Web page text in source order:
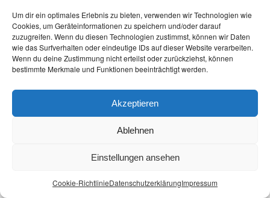
Um dir ein optimales Erlebnis zu bieten, verwenden wir Technologien wie
Cookies, um Geräteinformationen zu speichern und/oder darauf
zuzugreifen. Wenn du diesen Technologien zustimmst, können wir Daten
wie das Surfverhalten oder eindeutige IDs auf dieser Website verarbeiten.
Wenn du deine Zustimmung nicht erteilst oder zurückziehst, können
bestimmte Merkmale und Funktionen beeinträchtigt werden.
Akzeptieren
Ablehnen
Einstellungen ansehen
Cookie-RichtlinieDatenschutzerklärungImpressum
Manuela Knickel nannte drei exemplarische Fälle für den Einsatz
von Spendengeldern. So wird der zehnjährige Merdan betreut,
der weder frei sitzen noch laufen kann. Mit Hilfe von Spendern
konnte das Badezimmer der Familie für 30 885 Euro
Trisonomie 18, Skoliose, Hüftpfannendysplasie, wurde ein
spezieller Stuhl für 3067 Euro sowie ein speziell angefertigtes
Krankenbett für 10 100 Euro finanziert.
Willow wurde 2015 geboren. Sie ist blind und mehrfach
Gehirns und hat immer öfter epileptische Anfälle. Für Willow